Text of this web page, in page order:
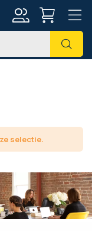
Zoek
selectie.